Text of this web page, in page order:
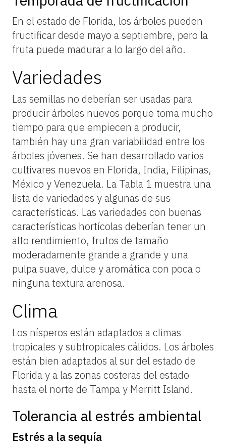
En el estado de Florida, los árboles pueden
fructificar desde mayo a septiembre, pero la
fruta puede madurar a lo largo del año.
Variedades
Las semillas no deberían ser usadas para
producir árboles nuevos porque toma mucho
tiempo para que empiecen a producir,
también hay una gran variabilidad entre los
árboles jóvenes. Se han desarrollado varios
cultivares nuevos en Florida, India, Filipinas,
México y Venezuela. La Tabla 1 muestra una
lista de variedades y algunas de sus
características. Las variedades con buenas
características hortícolas deberían tener un
alto rendimiento, frutos de tamaño
moderadamente grande a grande y una
pulpa suave, dulce y aromática con poca o
ninguna textura arenosa.
Clima
Los nísperos están adaptados a climas
tropicales y subtropicales cálidos. Los árboles
están bien adaptados al sur del estado de
Florida y a las zonas costeras del estado
hasta el norte de Tampa y Merritt Island.
Tolerancia al estrés ambiental
Estrés a la sequía